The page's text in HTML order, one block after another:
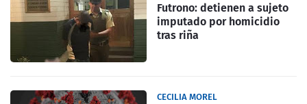
Futrono: detienen a sujeto
imputado por homicidio
tras riña
CECILIA MOREL